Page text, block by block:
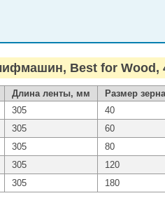
Best for Wood,
Длина ленты, мм Размер зерна
305 40
305 60
305 80
305 120
305 180